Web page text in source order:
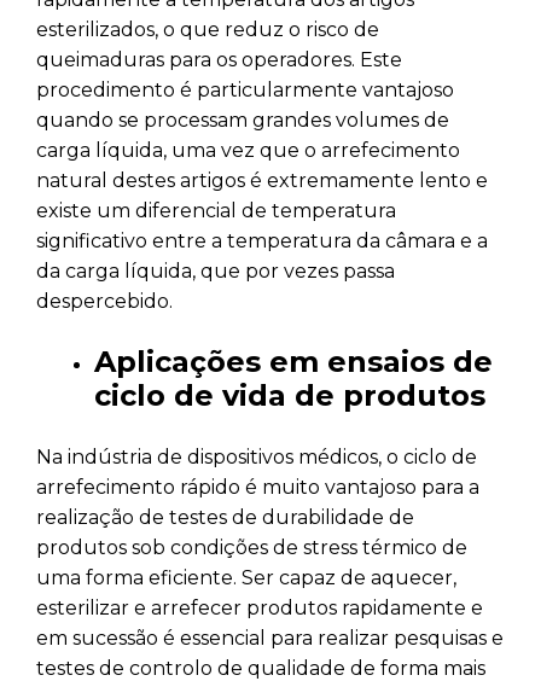
esterilizados, o que reduz o risco de
queimaduras para os operadores. Este
procedimento é particularmente vantajoso
quando se processam grandes volumes de
carga líquida, uma vez que o arrefecimento
natural destes artigos é extremamente lento e
existe um diferencial de temperatura
significativo entre a temperatura da câmara e a
da carga líquida, que por vezes passa
despercebido.
Aplicações em ensaios de
ciclo de vida de produtos
Na indústria de dispositivos médicos, o ciclo de
arrefecimento rápido é muito vantajoso para a
realização de testes de durabilidade de
produtos sob condições de stress térmico de
uma forma eficiente. Ser capaz de aquecer,
esterilizar e arrefecer produtos rapidamente e
em sucessão é essencial para realizar pesquisas e
testes de controlo de qualidade de forma mais